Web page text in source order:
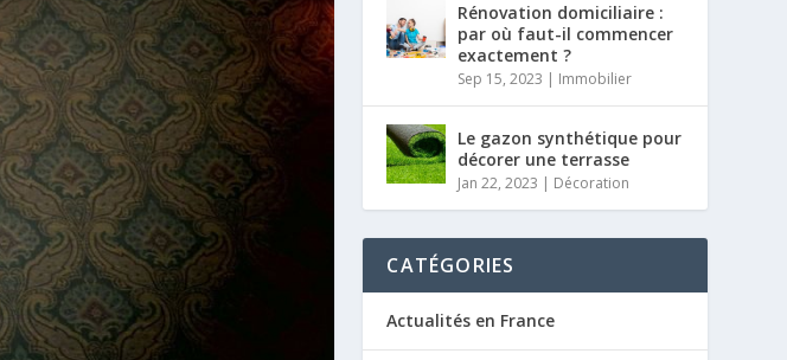
Rénovation domiciliaire :
par où faut-il commencer
exactement ?
Sep 15, 2023 | Immobilier
Le gazon synthétique pour
décorer une terrasse
Jan 22, 2023 | Décoration
CATÉGORIES
Actualités en France